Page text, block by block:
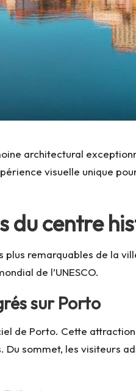
architectural
visuelle unique
du centre
remarquables de la
de l’UNESCO.
sur Porto
de Porto. Cette
sommet, les visiteurs